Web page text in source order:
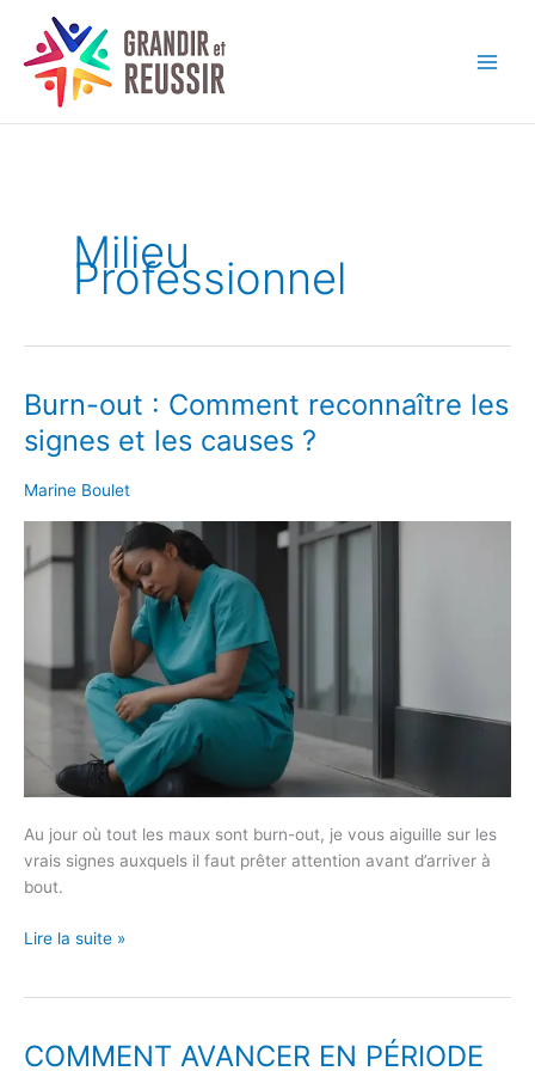
contenu
Milieu
Professionnel
Burn-out : Comment reconnaître les
signes et les causes ?
Marine Boulet
Au jour où tout les maux sont burn-out, je vous aiguille sur les
vrais signes auxquels il faut prêter attention avant d’arriver à
bout.
Burn-
out
:
Comment
signes
et
?
Lire la suite »
COMMENT AVANCER EN PÉRIODE
COMMENT